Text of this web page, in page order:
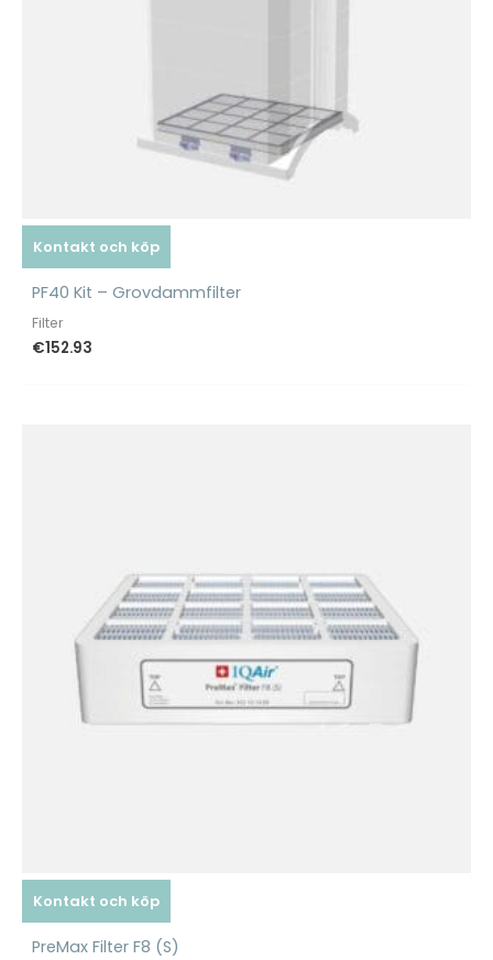
Kontakt och köp
PF40 Kit – Grovdammfilter
Filter
€152.93
Kontakt och köp
PreMax Filter F8 (S)